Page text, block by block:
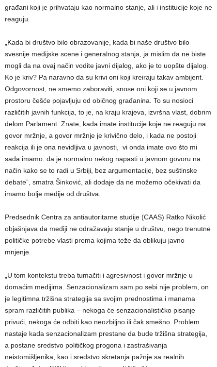
građani koji je prihvataju kao normalno stanje, ali i institucije koje ne
reaguju.
„Kada bi društvo bilo obrazovanije, kada bi naše društvo bilo
svesnije medijske scene i generalnog stanja, ja mislim da ne biste
mogli da na ovaj način vodite javni dijalog, ako je to uopšte dijalog.
Ko je kriv? Pa naravno da su krivi oni koji kreiraju takav ambijent.
Odgovornost, ne smemo zaboraviti, snose oni koji se u javnom
prostoru češće pojavljuju od običnog građanina. To su nosioci
različitih javnih funkcija, to je, na kraju krajeva, izvršna vlast, dobrim
delom Parlament. Znate, kada imate institucije koje ne reaguju na
govor mržnje, a govor mržnje je krivično delo, i kada ne postoji
reakcija ili je ona nevidljiva u javnosti, vi onda imate ovo što mi
sada imamo: da je normalno nekog napasti u javnom govoru na
način kako se to radi u Srbiji, bez argumentacije, bez suštinske
debate”, smatra Šinković, ali dodaje da ne možemo očekivati da
imamo bolje medije od društva.
Predsednik Centra za antiautoritarne studije (CAAS) Ratko Nikolić
objašnjava da mediji ne odražavaju stanje u društvu, nego trenutne
političke potrebe vlasti prema kojima teže da oblikuju javno
mnjenje.
„U tom kontekstu treba tumačiti i agresivnost i govor mržnje u
domaćim medijima. Senzacionalizam sam po sebi nije problem, on
je legitimna tržišna strategija sa svojim prednostima i manama
spram različitih publika – nekoga će senzacionalističko pisanje
privući, nekoga će odbiti kao neozbiljno ili čak smešno. Problem
nastaje kada senzacionalizam prestane da bude tržišna strategija,
a postane sredstvo političkog progona i zastrašivanja
neistomišljenika, kao i sredstvo skretanja pažnje sa realnih